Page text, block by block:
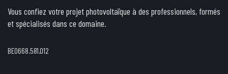
Vous confiez votre projet photovoltaïque à des professionnels, formés
et spécialisés dans ce domaine.
BE0668.581.012